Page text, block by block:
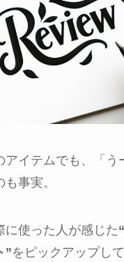
アイテムでも、「
事実。
に使った人が感じた
”をピックアップし